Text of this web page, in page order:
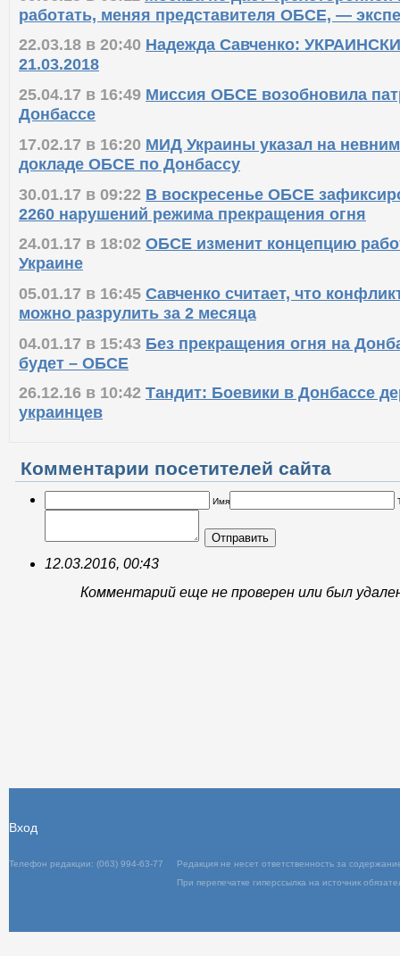
работать, меняя представителя ОБСЕ, —
22.03.18 в 20:40 Надежда Савченко:
21.03.2018
25.04.17 в 16:49 Миссия ОБСЕ возобновила
Донбассе
17.02.17 в 16:20 МИД Украины указал на
докладе ОБСЕ по Донбассу
30.01.17 в 09:22 В воскресенье ОБСЕ
2260 нарушений режима прекращения огня
24.01.17 в 18:02 ОБСЕ изменит концепцию
Украине
05.01.17 в 16:45 Савченко считает, что
можно разрулить за 2 месяца
04.01.17 в 15:43 Без прекращения огня на
будет – ОБСЕ
26.12.16 в 10:42 Тандит: Боевики в Донбассе
украинцев
Комментарии посетителей сайта
Имя
Отправить
12.03.2016, 00:43
Комментарий еще не проверен или был
Телефон редакции: (063) 994-63-77
При